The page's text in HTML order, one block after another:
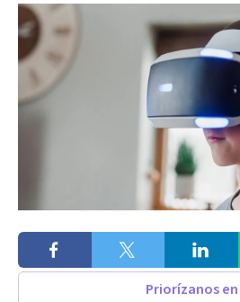
Priorízanos en